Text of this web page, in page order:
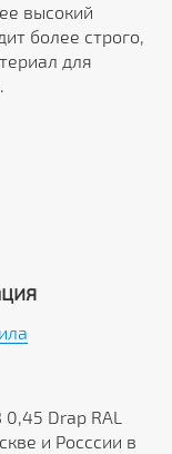
высокий
более строго,
для
Drap RAL
и Росссии в